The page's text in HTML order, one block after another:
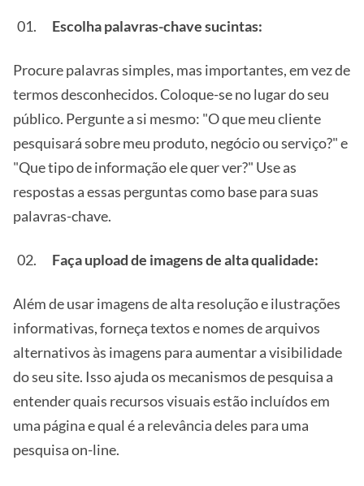
Escolha palavras-chave sucintas:
Procure palavras simples, mas importantes, em vez de
termos desconhecidos. Coloque-se no lugar do seu
público. Pergunte a si mesmo: "O que meu cliente
pesquisará sobre meu produto, negócio ou serviço?" e
"Que tipo de informação ele quer ver?" Use as
respostas a essas perguntas como base para suas
palavras-chave.
Faça upload de imagens de alta qualidade:
Além de usar imagens de alta resolução e ilustrações
informativas, forneça textos e nomes de arquivos
alternativos às imagens para aumentar a visibilidade
do seu site. Isso ajuda os mecanismos de pesquisa a
entender quais recursos visuais estão incluídos em
uma página e qual é a relevância deles para uma
pesquisa on-line.